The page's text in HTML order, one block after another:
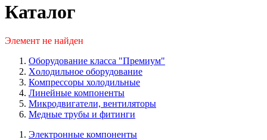
Каталог
Элемент не найден
Оборудование класса "Премиум"
Xолодильное оборудование
Компрессоры холодильные
Линейные компоненты
Микродвигатели, вентиляторы
Медные трубы и фитинги
Электронные компоненты